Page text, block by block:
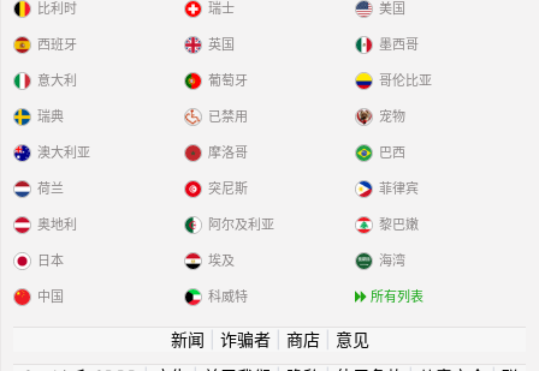
比利时
西班牙
意大利
瑞典
瑞士
英国
葡萄牙
已禁用
美国
墨西哥
哥伦比亚
宠物
澳大利亚
荷兰
奥地利
日本
中国
摩洛哥
突尼斯
阿尔及利亚
埃及
科威特
巴西
菲律宾
黎巴嫩
海湾
所有列表
新闻 诈骗者| 商店| 意见